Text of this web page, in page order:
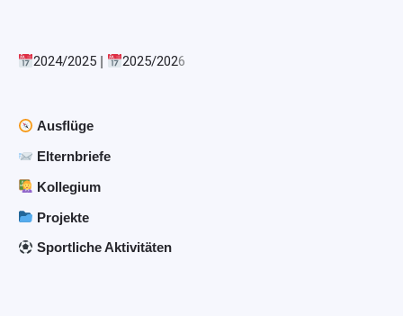
2024/2025 | 2025/2026
Ausflüge
Elternbriefe
Kollegium
Projekte
Sportliche Aktivitäten